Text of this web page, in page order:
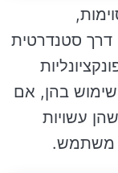
דרך סטנדרטית
בהן, אם
עשויות
משתמש.